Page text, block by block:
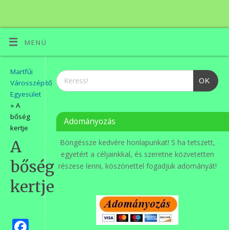
MENÜ
Martfűi
Városszépítő
Egyesület
» A
bőség
kertje
A
bőség
kertje
OK
Adományozás
Böngéssze kedvére honlapunkat! S ha tetszett,
egyetért a céljainkkal, és szeretne közvetetten
részese lenni, köszönettel fogadjuk adományát!